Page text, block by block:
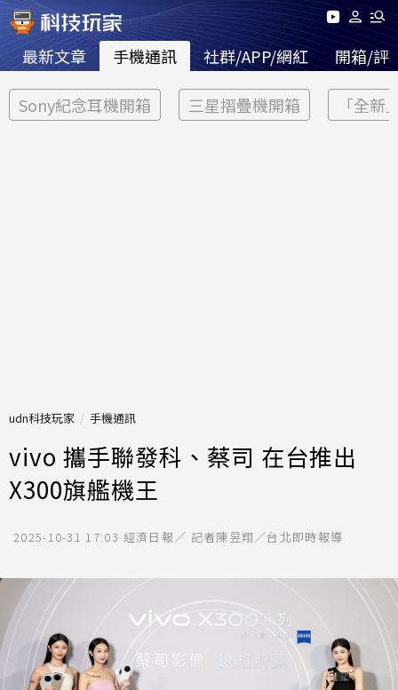
最新文章 手機通訊 社群/APP/網紅 開箱/評
Sony紀念耳機開箱 三星摺疊機開箱 「全新
udn科技玩家 手機通訊
vivo 攜手聯發科、蔡司 在台推出
X300旗艦機王
2025-10-31 17:03 經濟日報／ 記者陳昱翔／台北即時報導